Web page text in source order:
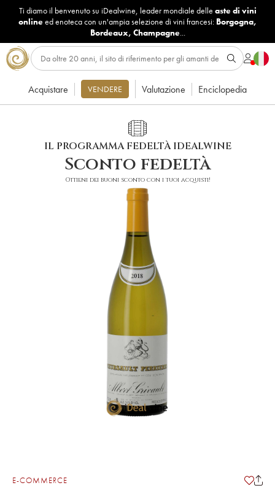
Ti diamo il benvenuto su iDealwine, leader mondiale delle aste di vini
onlineed enoteca con un'ampia selezione di vini francesi: Borgogna,
Bordeaux, Champagne...
Acquistare VENDERE Valutazione Enciclopedia
IL PROGRAMMA FEDELTÀ IDEALWINE
Sconto fedeltà
Ottieni dei buoni sconto con i tuoi acquisti!
E-COMMERCE